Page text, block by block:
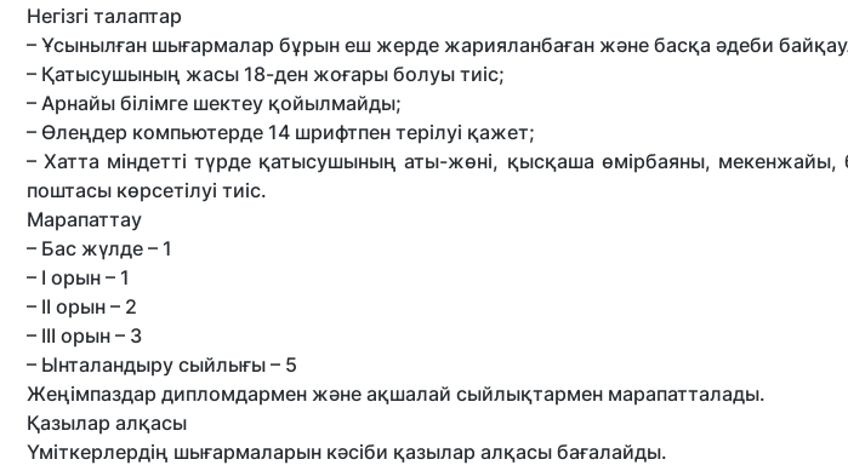
Негізгі талаптар
– Ұсынылған шығармалар бұрын еш жерде жарияланбаған және басқа әдеби
– Қатысушының жасы 18-ден жоғары болуы тиіс;
– Арнайы білімге шектеу қойылмайды;
– Өлеңдер компьютерде 14 шрифтпен терілуі қажет;
– Хатта міндетті түрде қатысушының аты-жөні, қысқаша өмірбаяны,
поштасы көрсетілуі тиіс.
Марапаттау
– Бас жүлде – 1
– I орын – 1
– II орын – 2
– III орын – 3
– Ынталандыру сыйлығы – 5
Жеңімпаздар дипломдармен және ақшалай сыйлықтармен марапатталады.
Қазылар алқасы
Үміткерлердің шығармаларын кәсіби қазылар алқасы бағалайды.